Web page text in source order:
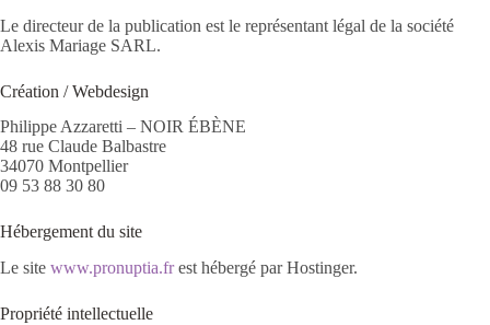
Le directeur de la publication est le représentant légal de la société
Alexis Mariage SARL.
Création / Webdesign
Philippe Azzaretti – NOIR ÉBÈNE
48 rue Claude Balbastre
34070 Montpellier
09 53 88 30 80
Hébergement du site
Le site www.pronuptia.frest hébergé par Hostinger.
Propriété intellectuelle